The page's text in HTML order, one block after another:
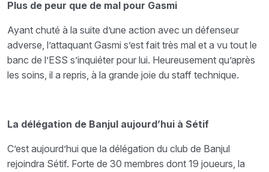
Plus de peur que de mal pour Gasmi
Ayant chuté à la suite d’une action avec un défenseur
adverse, l’attaquant Gasmi s’est fait très mal et a vu tout le
banc de l’ESS s’inquiéter pour lui. Heureusement qu’après
les soins, il a repris, à la grande joie du staff technique.
La délégation de Banjul aujourd’hui à Sétif
C’est aujourd’hui que la délégation du club de Banjul
rejoindra Sétif. Forte de 30 membres dont 19 joueurs, la